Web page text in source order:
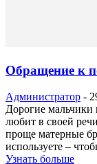
Обращение к
Администратор -
Дорогие
любит в своей
проще матерные
используете –
Узнать больше